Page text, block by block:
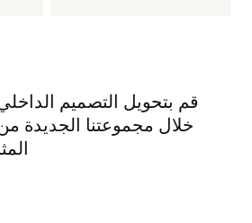
قم بتحويل التصميم
خلال مجموعتنا الجديدة